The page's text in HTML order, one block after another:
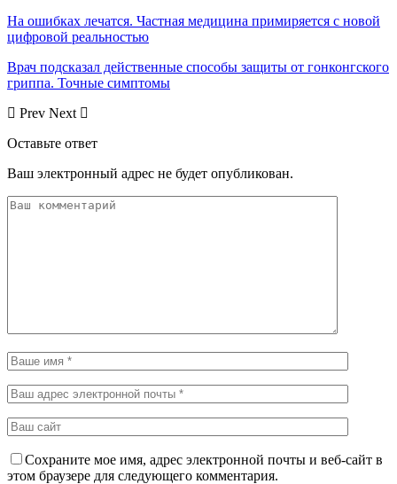
На ошибках лечатся. Частная медицина примиряется с новой
цифровой реальностью
Врач подсказал действенные способы защиты от гонконгского
гриппа. Точные симптомы
Prev Next
Оставьте ответ
Ваш электронный адрес не будет опубликован.
Сохраните мое имя, адрес электронной почты и веб-сайт в
этом браузере для следующего комментария.